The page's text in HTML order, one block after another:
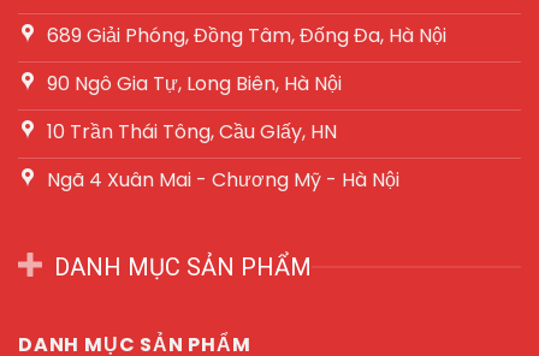
689 Giải Phóng, Đồng Tâm, Đống Đa, Hà Nội
90 Ngô Gia Tự, Long Biên, Hà Nội
10 Trần Thái Tông, Cầu GIấy, HN
Ngã 4 Xuân Mai - Chương Mỹ - Hà Nội
DANH MỤC SẢN PHẨM
DANH MỤC SẢN PHẨM